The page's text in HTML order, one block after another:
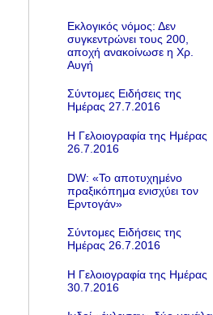
Εκλογικός νόμος: Δεν
συγκεντρώνει τους 200,
αποχή ανακοίνωσε η Χρ.
Αυγή
Σύντομες Ειδήσεις της
Ημέρας 27.7.2016
Η Γελοιογραφία της Ημέρας
26.7.2016
DW: «To αποτυχημένο
πραξικόπημα ενισχύει τον
Ερντογάν»
Σύντομες Ειδήσεις της
Ημέρας 26.7.2016
Η Γελοιογραφία της Ημέρας
30.7.2016